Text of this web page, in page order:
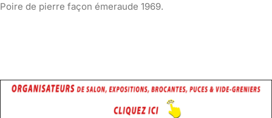
Poire de pierre façon émeraude 1969.